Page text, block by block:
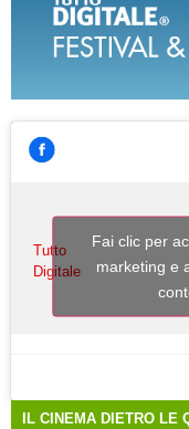
Tutto
Digitale
Fai clic per
marketing e
IL CINEMA DIETRO LE